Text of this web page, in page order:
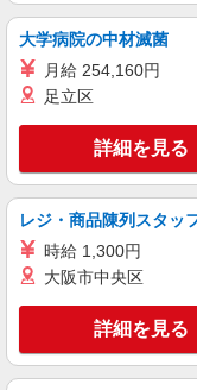
格や
キープ
職業紹介
株式会社kotrio /●SW-S-
亀
給
善手
によ
大学病院の中材滅菌
月給 254,160円
足立区
詳細を見る
レジ・商品陳列スタッ
時給 1,300円
大阪市中央区
詳細を見る